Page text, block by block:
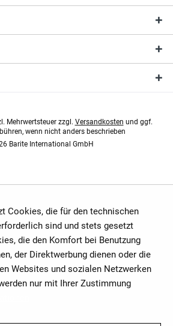
Mehrwertsteuer zzgl. Versandkosten und ggf.
wenn nicht anders beschrieben
Barite International GmbH
Cookies, die für den technischen
sind und stets gesetzt
die den Komfort bei Benutzung
der Direktwerbung dienen oder die
Websites und sozialen Netzwerken
nur mit Ihrer Zustimmung